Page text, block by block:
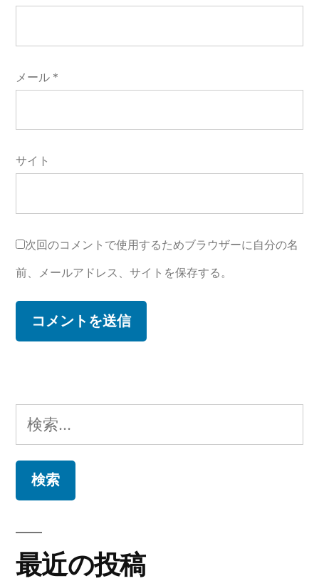
メール *
サイト
次回のコメントで使用するためブラウザーに自分の名
前、メールアドレス、サイトを保存する。
検
索:
最近の投稿